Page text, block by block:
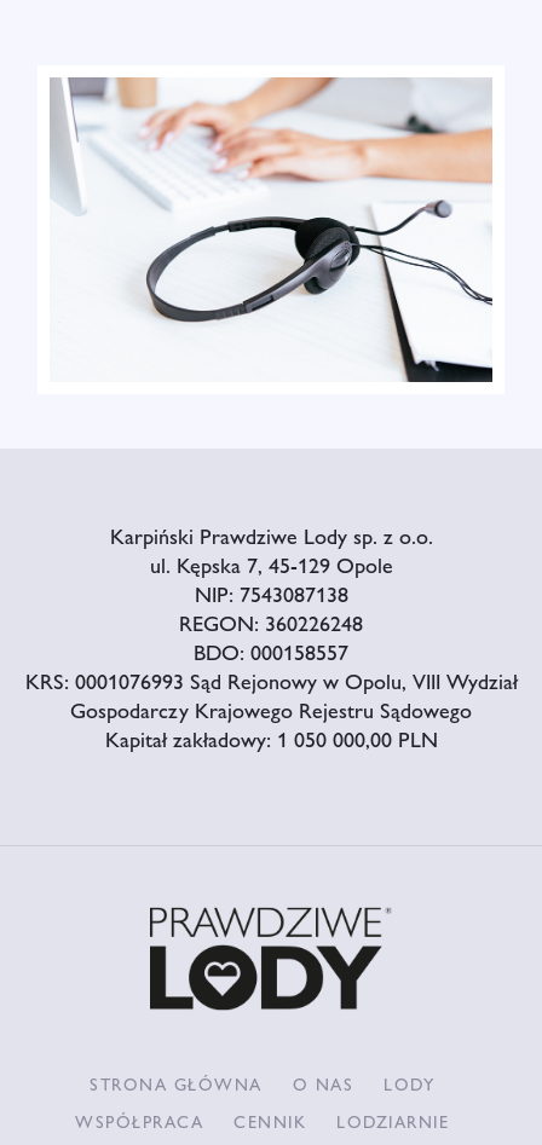
Karpiński Prawdziwe Lody sp. z o.o.
ul. Kępska 7, 45-129 Opole
NIP: 7543087138
REGON: 360226248
BDO: 000158557
KRS: 0001076993 Sąd Rejonowy w Opolu, VIII Wydział
Gospodarczy Krajowego Rejestru Sądowego
Kapitał zakładowy: 1 050 000,00 PLN
STRONA GŁÓWNA O NAS
LODY
WSPÓŁPRACA
CENNIK LODZIARNIE